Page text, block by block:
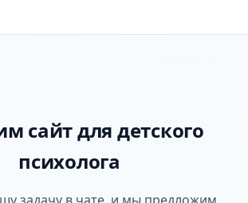
сайт для детского
психолога